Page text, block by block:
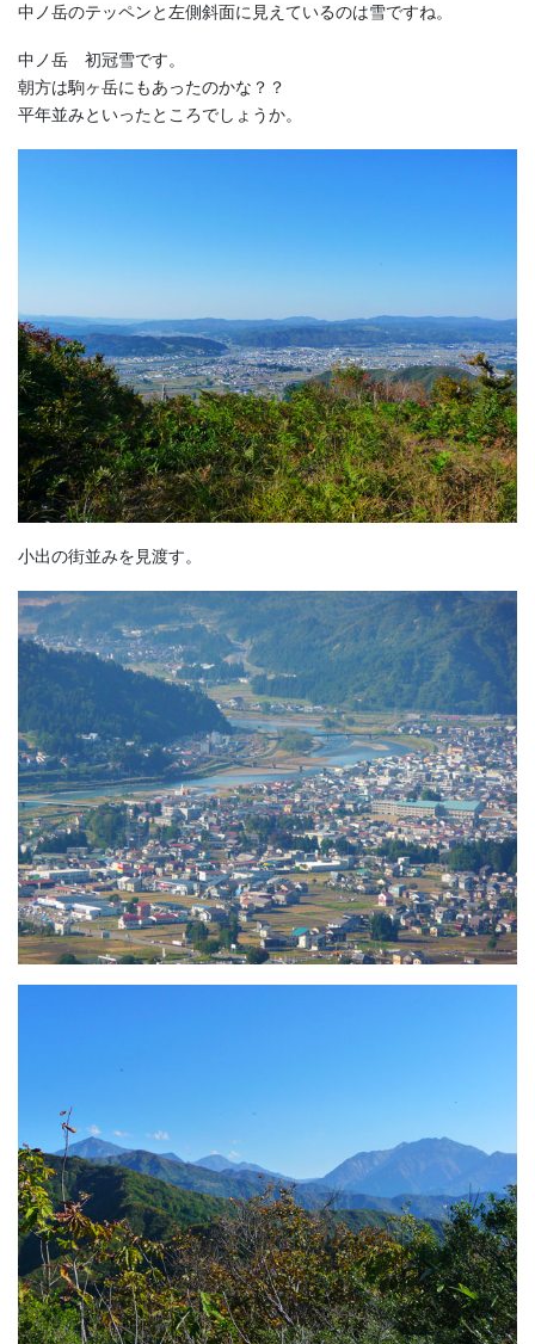
中ノ岳のテッペンと左側斜面に見えているのは雪ですね。
中ノ岳 初冠雪です。
朝方は駒ヶ岳にもあったのかな？？
平年並みといったところでしょうか。
小出の街並みを見渡す。